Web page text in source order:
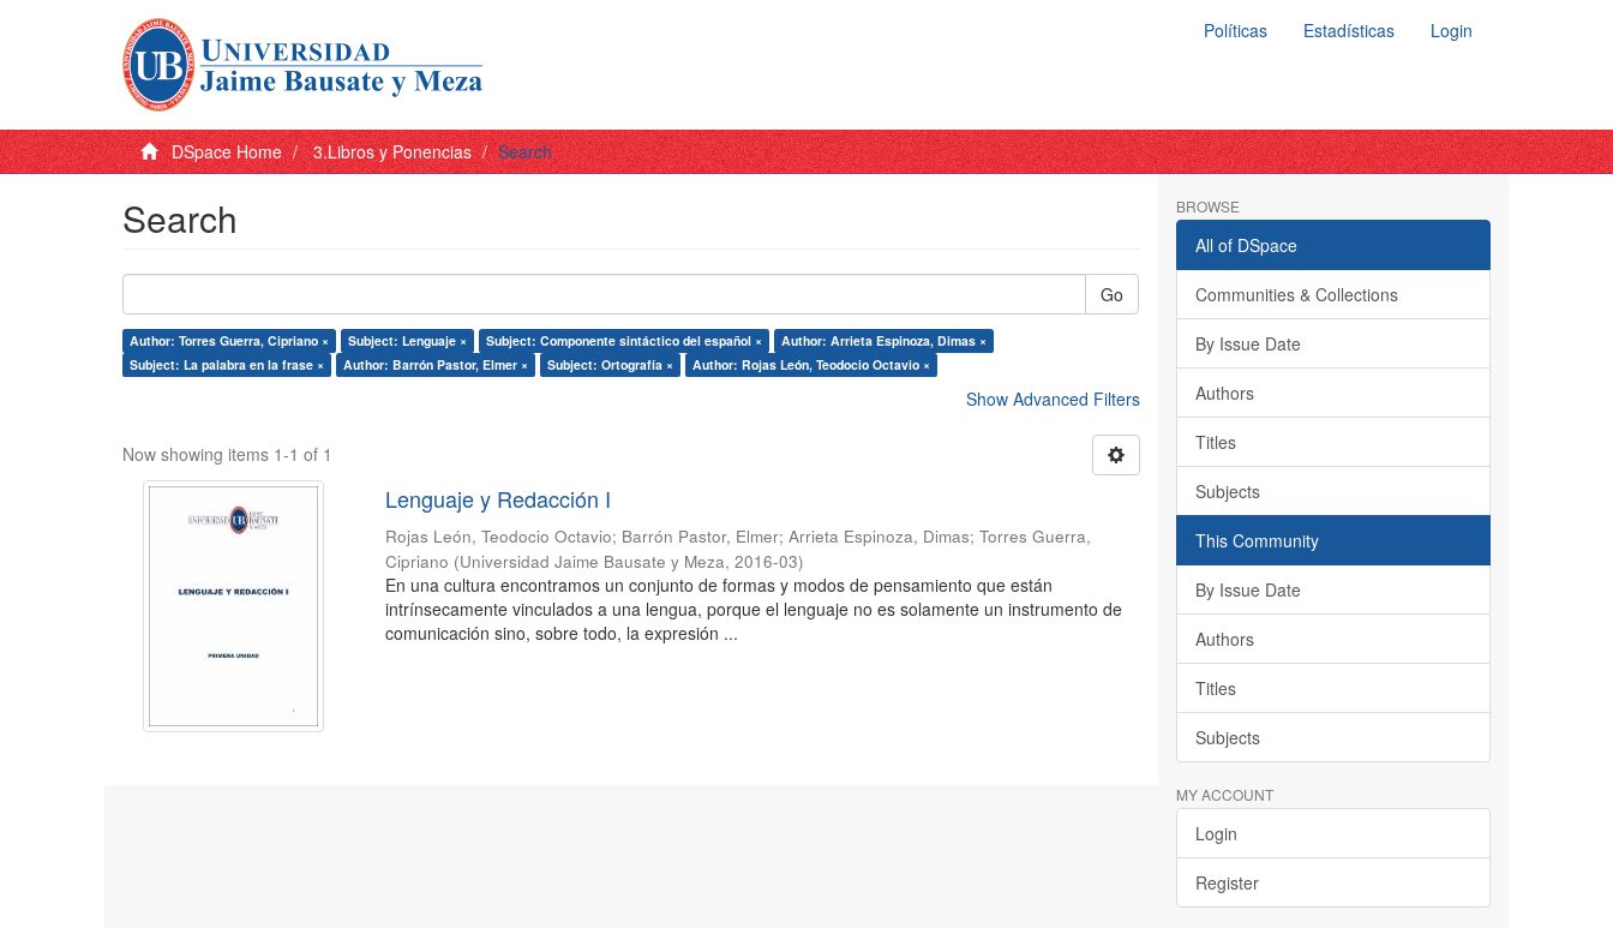
Políticas Estadísticas Login
DSpace Home 3.Libros y Ponencias Search
Search
Go
Author: Torres Guerra, Cipriano × Subject: Lenguaje × Subject: Componente sintáctico del español ×
Author: Arrieta Espinoza, Dimas ×
Subject: La palabra en la frase ×
Author: Barrón Pastor, Elmer × Subject: Ortografía × Author: Rojas León, Teodocio Octavio ×
Show Advanced Filters
Now showing items 1-1 of 1
Lenguaje y Redacción I
Rojas León, Teodocio Octavio; Barrón Pastor, Elmer;Arrieta Espinoza, Dimas;Torres Guerra,
Cipriano (Universidad Jaime Bausate y Meza,2016-03)
En una cultura encontramos un conjunto de formas y modos de pensamiento que están
intrínsecamente vinculados a una lengua, porque el lenguaje no es solamente un instrumento de
comunicación sino, sobre todo, la expresión ...
BROWSE
All of DSpace
Communities & Collections
By Issue Date
Authors
Titles
Subjects
This Community
By Issue Date
Authors
Titles
Subjects
MY ACCOUNT
Login
Register